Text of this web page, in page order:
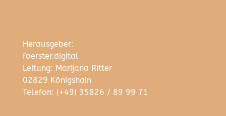
Herausgeber:
foerster.digital
Leitung: Marijana Ritter
02829 Königshain
Telefon: (+49) 35826 / 89 99 71